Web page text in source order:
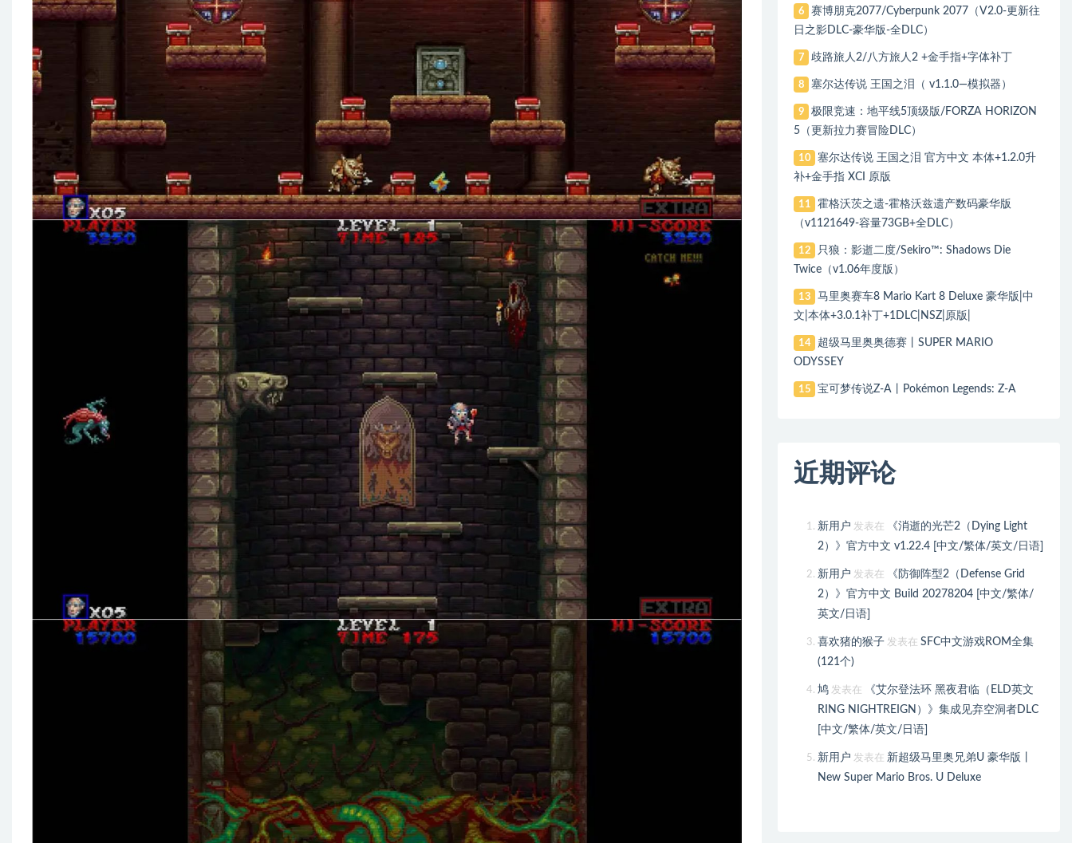
6
赛博朋克2077/Cyberpunk 2077（V2.0-更新往
日之影DLC-豪华版-全DLC）
7 歧路旅人2/八方旅人2 +金手指+字体补丁
8 塞尔达传说 王国之泪（ v1.1.0—模拟器）
9
极限竞速：地平线5顶级版/FORZA HORIZON
5（更新拉力赛冒险DLC）
10
塞尔达传说 王国之泪 官方中文 本体+1.2.0升
补+金手指 XCI 原版
11
霍格沃茨之遗-霍格沃兹遗产数码豪华版
（v1121649-容量73GB+全DLC）
12
只狼：影逝二度/Sekiro™: Shadows Die
Twice（v1.06年度版）
13
马里奥赛车8 Mario Kart 8 Deluxe 豪华版|中
文|本体+3.0.1补丁+1DLC|NSZ|原版|
14
超级马里奥奥德赛丨SUPER MARIO
ODYSSEY
15 宝可梦传说Z-A丨Pokémon Legends: Z-A
近期评论
新用户 发表在
《消逝的光芒2（Dying Light
2）》官方中文 v1.22.4 [中文/繁体/英文/日语]
新用户 发表在
《防御阵型2（Defense Grid
2）》官方中文 Build 20278204 [中文/繁体/
英文/日语]
喜欢猪的猴子 发表在SFC中文游戏ROM全集
(121个)
鸠 发表在
《艾尔登法环 黑夜君临（ELD英文
RING NIGHTREIGN）》集成见弃空洞者DLC
[中文/繁体/英文/日语]
新用户 发表在 新超级马里奥兄弟U 豪华版丨
New Super Mario Bros. U Deluxe